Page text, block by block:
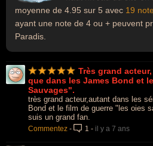
moyenne de 4.95 sur 5 avec 19
ayant une note de 4 ou + peuvent
Paradis.
Très grand
que dans les James Bond et
Sauvages".
très grand acteur,autant dans les
Bond et le film de guerre "les oies
suis un grand fan.
Commentez - 1 - il y a 7 ans